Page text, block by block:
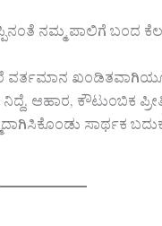
ನಮ್ಮ ಪಾಲಿಗೆ ಬಂದ
ವರ್ತಮಾನ
ಆಹಾರ, ಕೌಟುಂಬಿಕ
ಸಾರ್ಥಕ